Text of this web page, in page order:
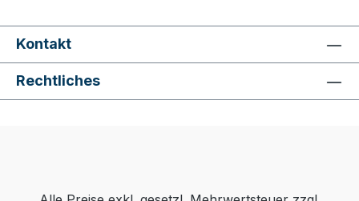
Kontakt
Rechtliches